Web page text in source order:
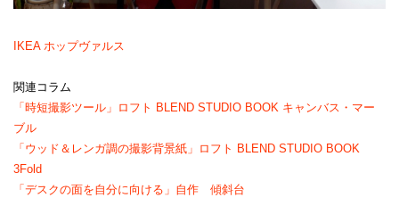
IKEA ホップヴァルス
関連コラム
「時短撮影ツール」ロフト BLEND STUDIO BOOK キャンバス・マー
ブル
「ウッド＆レンガ調の撮影背景紙」ロフト BLEND STUDIO BOOK
3Fold
「デスクの面を自分に向ける」自作 傾斜台